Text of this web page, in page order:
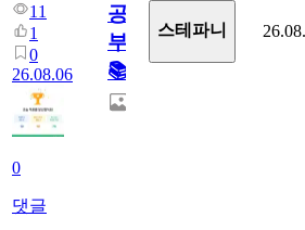
11
1
0
26.08.06
0
댓글
공
부!
📚
스테파니